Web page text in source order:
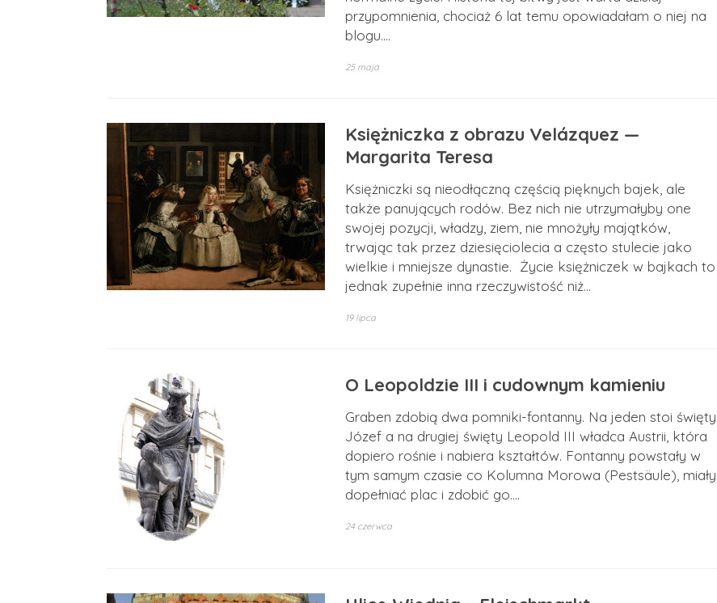
przypomnienia, chociaż 6 lat temu opowiadałam o niej na
blogu.…
25 maja
Księżniczka z obrazu Velázquez —
Margarita Teresa
Księżniczki są nieodłączną częścią pięknych bajek, ale
także panujących rodów. Bez nich nie utrzymałyby one
swojej pozycji, władzy, ziem, nie mnożyły majątków,
trwając tak przez dziesięciolecia a często stulecie jako
wielkie i mniejsze dynastie. Życie księżniczek w bajkach to
jednak zupełnie inna rzeczywistość niż…
19 lipca
O Leopoldzie III i cudownym kamieniu
Graben zdobią dwa pomniki-fontanny. Na jeden stoi święty
Józef a na drugiej święty Leopold III władca Austrii, która
dopiero rośnie i nabiera kształtów. Fontanny powstały w
tym samym czasie co Kolumna Morowa (Pestsäule), miały
dopełniać plac i zdobić go.…
24 czerwca